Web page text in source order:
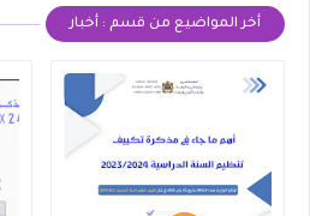
أخر المواضيع من قسم : أخبار